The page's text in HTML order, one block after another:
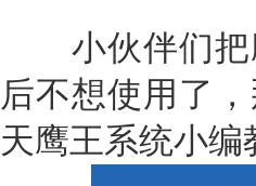
小伙伴们把
后不想使用了
天鹰王系统小